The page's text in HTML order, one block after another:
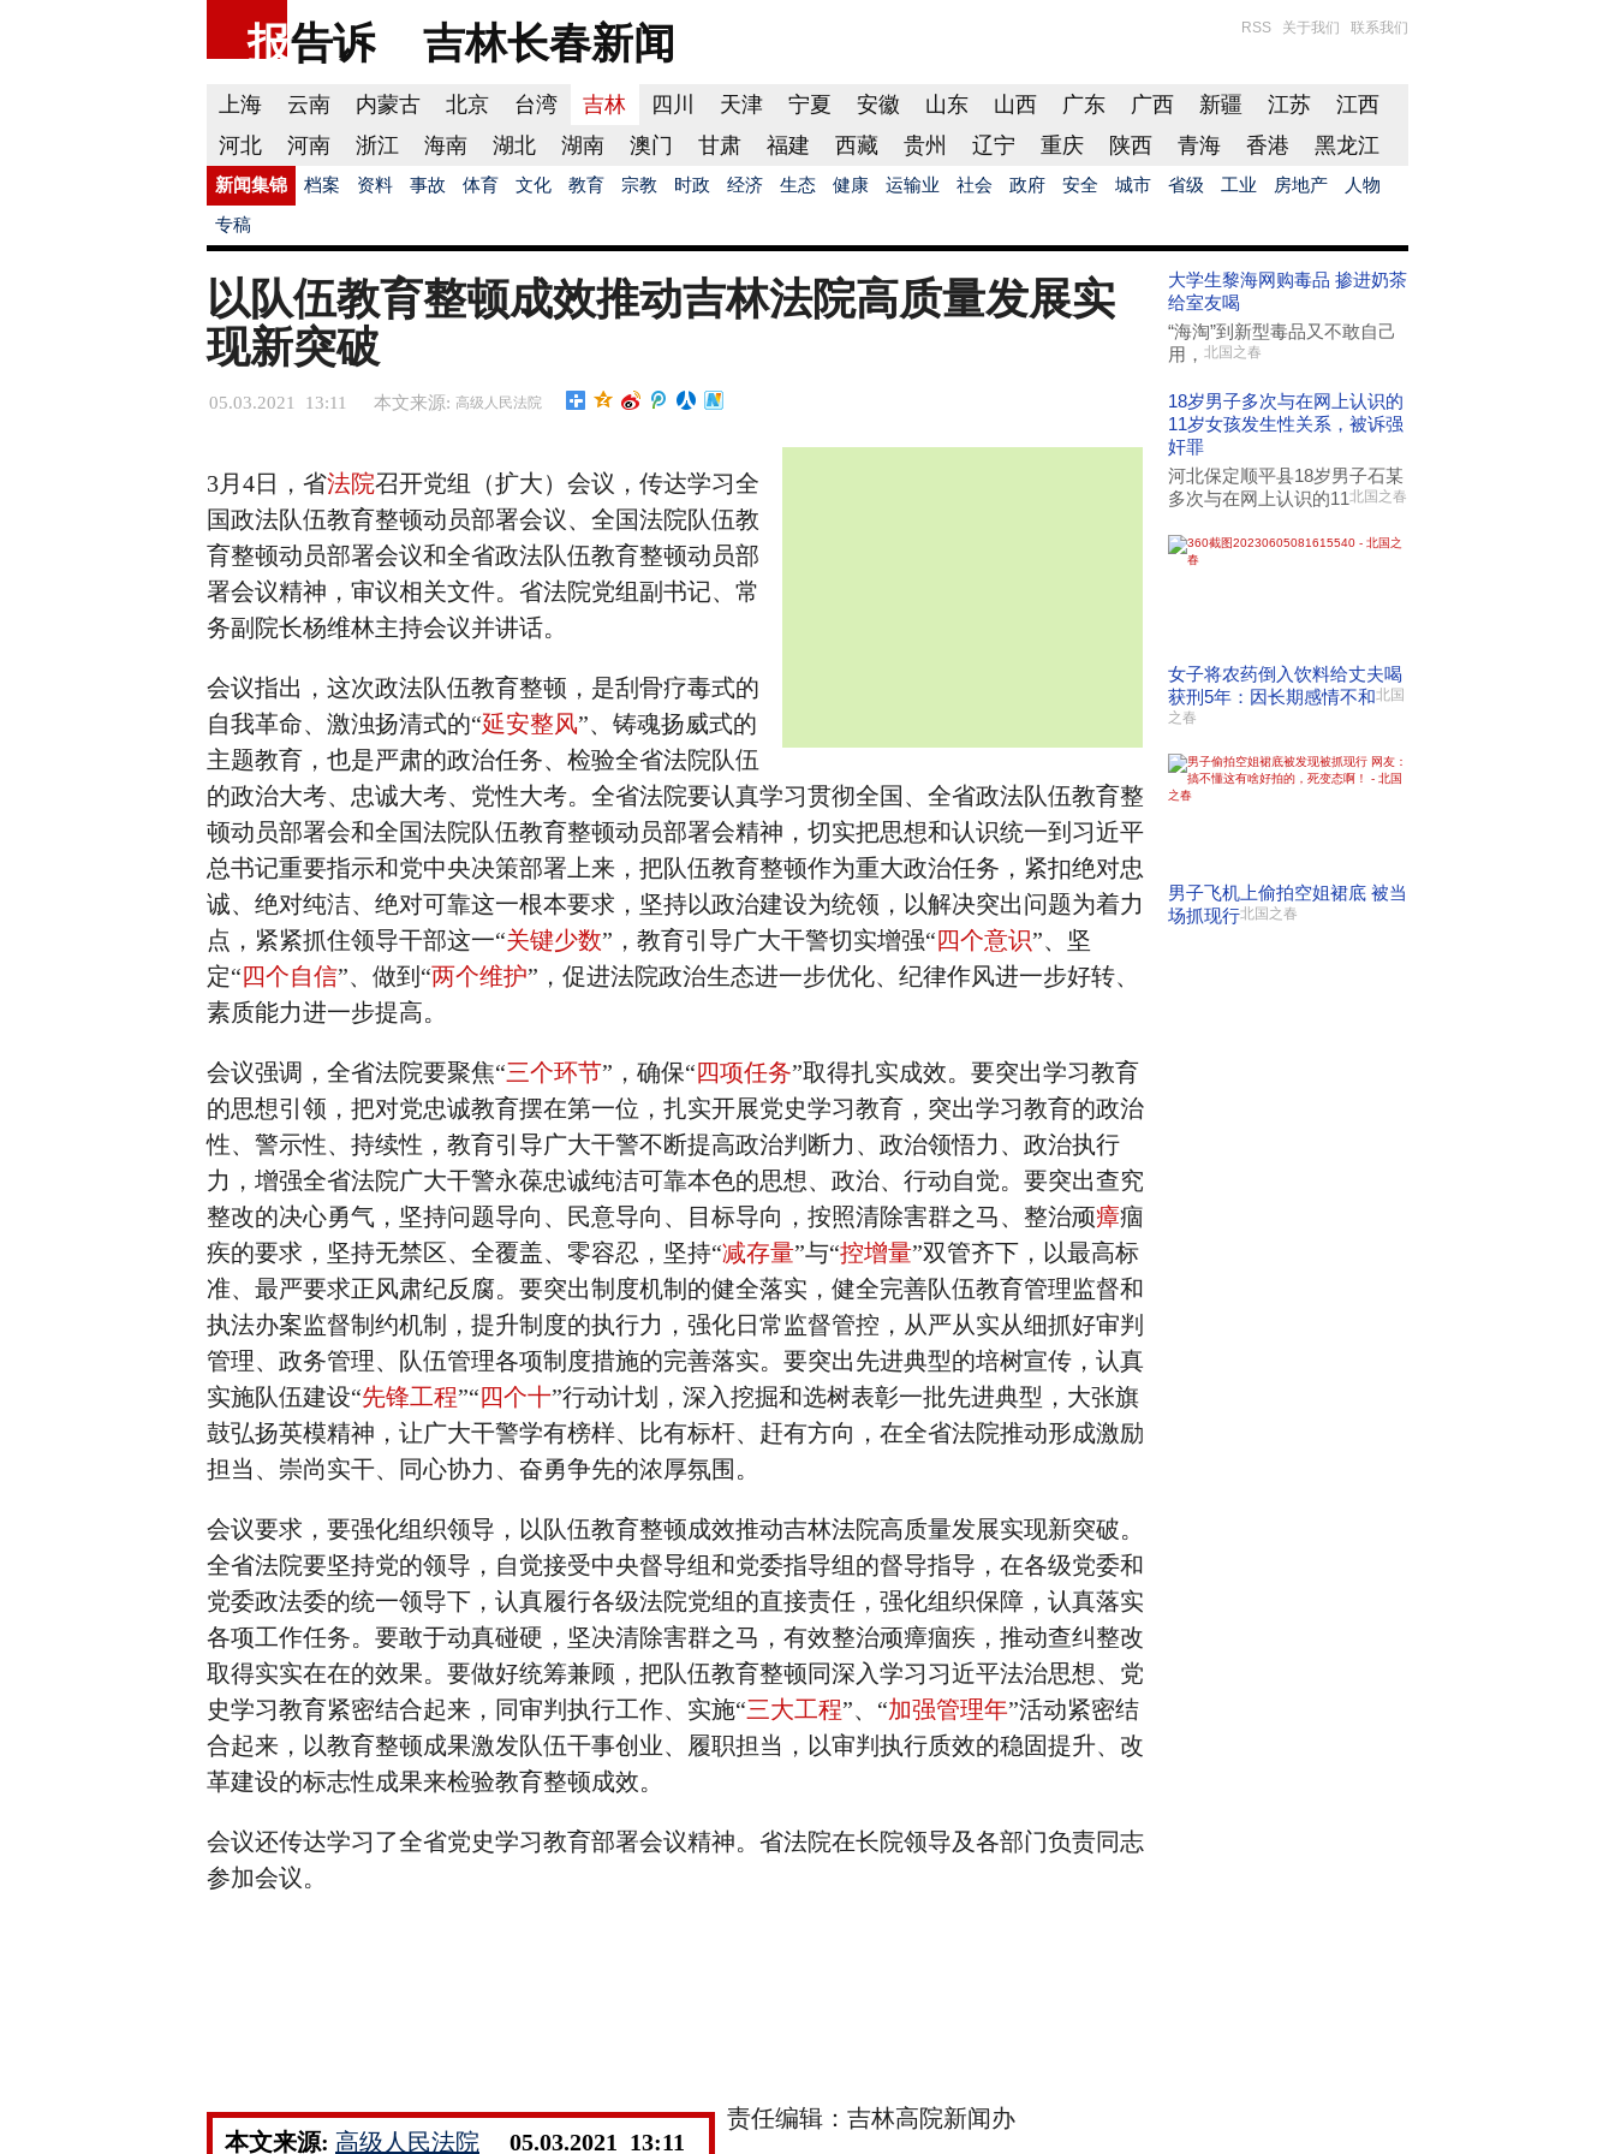
报告诉 吉林长春新闻 RSS 关于我们 联系我们
上海 云南 内蒙古 北京 台湾 吉林 四川 天津 宁夏 安徽 山东 山西 广东 广西 新疆 江苏
江西
河北
河南 浙江 海南 湖北 湖南 澳门 甘肃 福建 西藏 贵州 辽宁 重庆 陕西 青海 香港 黑龙江
新闻集锦 档案 资料 事故 体育 文化 教育 宗教 时政 经济 生态 健康 运输业 社会 政府 安全 城市 省级 工业 房地产 人物
专稿
以队伍教育整顿成效推动吉林法院高质量发展实
现新突破
05.03.2021 13:11 本文来源: 高级人民法院
3月4日，省法院召开党组（扩大）会议，传达学习全
国政法队伍教育整顿动员部署会议、全国法院队伍教
育整顿动员部署会议和全省政法队伍教育整顿动员部
署会议精神，审议相关文件。省法院党组副书记、常
务副院长杨维林主持会议并讲话。
会议指出，这次政法队伍教育整顿，是刮骨疗毒式的
自我革命、激浊扬清式的“延安整风”、铸魂扬威式的
主题教育，也是严肃的政治任务、检验全省法院队伍
的政治大考、忠诚大考、党性大考。全省法院要认真学习贯彻全国、全省政法队伍教育整
顿动员部署会和全国法院队伍教育整顿动员部署会精神，切实把思想和认识统一到习近平
总书记重要指示和党中央决策部署上来，把队伍教育整顿作为重大政治任务，紧扣绝对忠
诚、绝对纯洁、绝对可靠这一根本要求，坚持以政治建设为统领，以解决突出问题为着力
点，紧紧抓住领导干部这一“关键少数”，教育引导广大干警切实增强“四个意识”、坚
定“四个自信”、做到“两个维护”，促进法院政治生态进一步优化、纪律作风进一步好转、
素质能力进一步提高。
会议强调，全省法院要聚焦“三个环节”，确保“四项任务”取得扎实成效。要突出学习教育
的思想引领，把对党忠诚教育摆在第一位，扎实开展党史学习教育，突出学习教育的政治
性、警示性、持续性，教育引导广大干警不断提高政治判断力、政治领悟力、政治执行
力，增强全省法院广大干警永葆忠诚纯洁可靠本色的思想、政治、行动自觉。要突出查究
整改的决心勇气，坚持问题导向、民意导向、目标导向，按照清除害群之马、整治顽瘴痼
疾的要求，坚持无禁区、全覆盖、零容忍，坚持“减存量”与“控增量”双管齐下，以最高标
准、最严要求正风肃纪反腐。要突出制度机制的健全落实，健全完善队伍教育管理监督和
执法办案监督制约机制，提升制度的执行力，强化日常监督管控，从严从实从细抓好审判
管理、政务管理、队伍管理各项制度措施的完善落实。要突出先进典型的培树宣传，认真
实施队伍建设“先锋工程”“四个十”行动计划，深入挖掘和选树表彰一批先进典型，大张旗
鼓弘扬英模精神，让广大干警学有榜样、比有标杆、赶有方向，在全省法院推动形成激励
担当、崇尚实干、同心协力、奋勇争先的浓厚氛围。
会议要求，要强化组织领导，以队伍教育整顿成效推动吉林法院高质量发展实现新突破。
全省法院要坚持党的领导，自觉接受中央督导组和党委指导组的督导指导，在各级党委和
党委政法委的统一领导下，认真履行各级法院党组的直接责任，强化组织保障，认真落实
各项工作任务。要敢于动真碰硬，坚决清除害群之马，有效整治顽瘴痼疾，推动查纠整改
取得实实在在的效果。要做好统筹兼顾，把队伍教育整顿同深入学习习近平法治思想、党
史学习教育紧密结合起来，同审判执行工作、实施“三大工程”、“加强管理年”活动紧密结
合起来，以教育整顿成果激发队伍干事创业、履职担当，以审判执行质效的稳固提升、改
革建设的标志性成果来检验教育整顿成效。
会议还传达学习了全省党史学习教育部署会议精神。省法院在长院领导及各部门负责同志
参加会议。
责任编辑：吉林高院新闻办
本文来源: 高级人民法院 05.03.2021 13:11
大学生黎海网购毒品 掺进奶茶
给室友喝
“海淘”到新型毒品又不敢自己
用， 北国之春
18岁男子多次与在网上认识的
11岁女孩发生性关系，被诉强
奸罪
河北保定顺平县18岁男子石某
多次与在网上认识的11北国之春
女子将农药倒入饮料给丈夫喝
获刑5年：因长期感情不和北国
之春
男子飞机上偷拍空姐裙底 被当
场抓现行北国之春